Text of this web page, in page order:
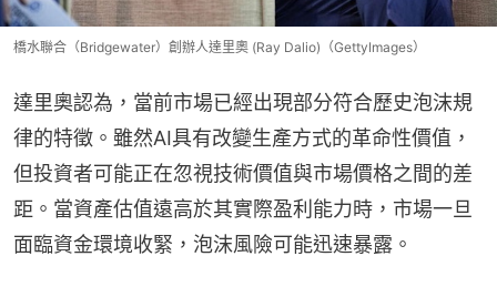
橋水聯合（Bridgewater）創辦人達里奧 (Ray Dalio)（GettyImages）
達里奧認為，當前市場已經出現部分符合歷史泡沫規
律的特徵。雖然AI具有改變生產方式的革命性價值，
但投資者可能正在忽視技術價值與市場價格之間的差
距。當資產估值遠高於其實際盈利能力時，市場一旦
面臨資金環境收緊，泡沫風險可能迅速暴露。